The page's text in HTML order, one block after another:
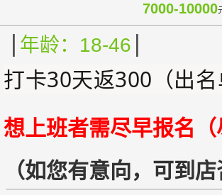
7000-10000
| 年龄：18-46 |
打卡30天返300（出
想上班者需尽早报名
（如您有意向，可到